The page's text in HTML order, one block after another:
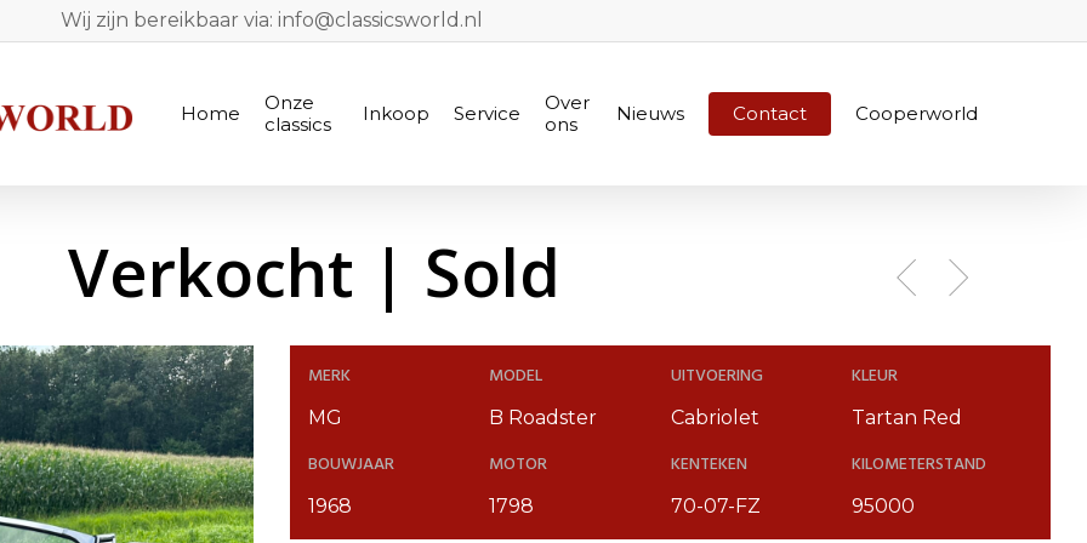
Wij zijn bereikbaar via: info@classicsworld.nl
Home
Onze
classics
Inkoop Service
Over
ons
Nieuws Contact Cooperworld
Verkocht | Sold
MERK
MG
MODEL
B Roadster
UITVOERING
Cabriolet
KLEUR
Tartan Red
BOUWJAAR
1968
MOTOR
1798
KENTEKEN
70-07-FZ
KILOMETERSTAND
95000